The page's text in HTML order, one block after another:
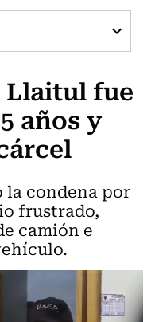
fue
años y
condena por
frustrado,
camión e